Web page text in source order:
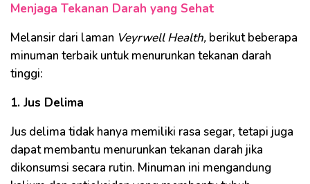
Menjaga Tekanan Darah yang Sehat
Melansir dari laman Veyrwell Health, berikut beberapa
minuman terbaik untuk menurunkan tekanan darah
tinggi:
1. Jus Delima
Jus delima tidak hanya memiliki rasa segar, tetapi juga
dapat membantu menurunkan tekanan darah jika
dikonsumsi secara rutin. Minuman ini mengandung